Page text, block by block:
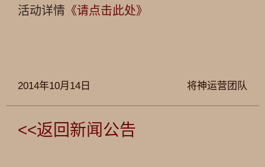
活动详情 《请点击此处》
将神运营团队
2014年10月14日
<<返回新闻公告